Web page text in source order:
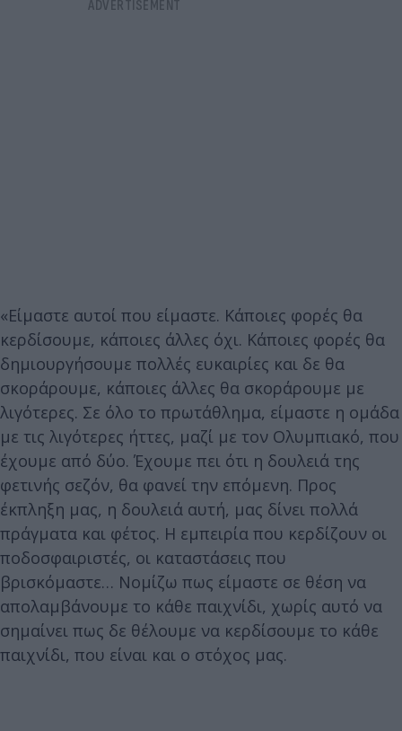
«Είμαστε αυτοί που είμαστε. Κάποιες φορές θα
κερδίσουμε, κάποιες άλλες όχι. Κάποιες φορές θα
δημιουργήσουμε πολλές ευκαιρίες και δε θα
σκοράρουμε, κάποιες άλλες θα σκοράρουμε με
λιγότερες. Σε όλο το πρωτάθλημα, είμαστε η ομάδα
με τις λιγότερες ήττες, μαζί με τον Ολυμπιακό, που
έχουμε από δύο. Έχουμε πει ότι η δουλειά της
φετινής σεζόν, θα φανεί την επόμενη. Προς
έκπληξη μας, η δουλειά αυτή, μας δίνει πολλά
πράγματα και φέτος. Η εμπειρία που κερδίζουν οι
ποδοσφαιριστές, οι καταστάσεις που
βρισκόμαστε… Νομίζω πως είμαστε σε θέση να
απολαμβάνουμε το κάθε παιχνίδι, χωρίς αυτό να
σημαίνει πως δε θέλουμε να κερδίσουμε το κάθε
παιχνίδι, που είναι και ο στόχος μας.